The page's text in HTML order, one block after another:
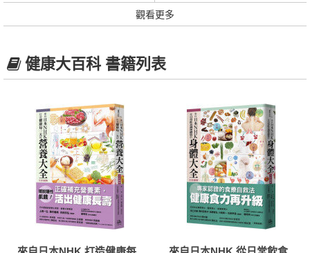
觀看更多
健康大百科 書籍列表